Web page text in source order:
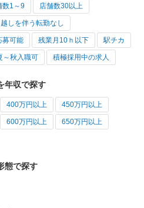
数1～9 店舗数30以上
しを伴う転勤なし
募可能 残業月10ｈ以下 駅チカ
～秋入職可 積極採用中の求人
年収で探す
400万円以上 450万円以上
600万円以上 650万円以上
態で探す